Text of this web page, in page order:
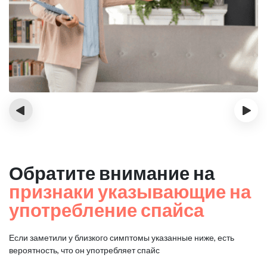
‹ ›
Обратите внимание на
признаки указывающие на
употребление спайса
Если заметили у близкого симптомы указанные ниже, есть
вероятность, что он употребляет спайс